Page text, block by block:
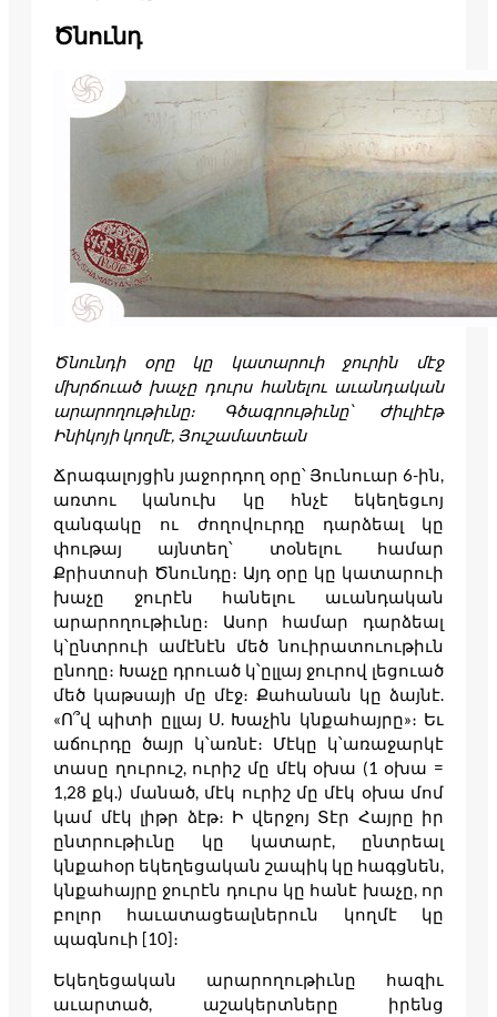
Ծնունդ
Ծնունդի օրը կը կատարուի ջուրին մէջ
մխրճուած խաչը դուրս հանելու աւանդական
արարողութիւնը։ Գծագրութիւնը՝ Ժիւլիէթ
Ինիկոյի կողմէ, Յուշամատեան
Ճրագալոյցին յաջորդող օրը՝ Յունուար 6-ին,
առտու կանուխ կը հնչէ եկեղեցւոյ
զանգակը ու ժողովուրդը դարձեալ կը
փութայ այնտեղ՝ տօնելու համար
Քրիստոսի Ծնունդը։ Այդ օրը կը կատարուի
խաչը ջուրէն հանելու աւանդական
արարողութիւնը։ Ասոր համար դարձեալ
կ՝ընտրուի ամէնէն մեծ նուիրատուութիւն
ընողը։ Խաչը դրուած կ՝ըլլայ ջուրով լեցուած
մեծ կաթսայի մը մէջ։ Քահանան կը ձայնէ.
«Ո՞վ պիտի ըլլայ Ս. Խաչին կնքահայրը»։ Եւ
աճուրդը ծայր կ՝առնէ։ Մէկը կ՝առաջարկէ
տասը ղուրուշ, ուրիշ մը մէկ օխա (1 օխա =
1,28 քկ.) մանած, մէկ ուրիշ մը մէկ օխա մոմ
կամ մէկ լիթր ձէթ։ Ի վերջոյ Տէր Հայրը իր
ընտրութիւնը կը կատարէ, ընտրեալ
կնքահօր եկեղեցական շապիկ կը հագցնեն,
կնքահայրը ջուրէն դուրս կը հանէ խաչը, որ
բոլոր հաւատացեալներուն կողմէ կը
պագնուի [10]։
Եկեղեցական արարողութիւնը հազիւ
աւարտած, աշակերտները իրենց